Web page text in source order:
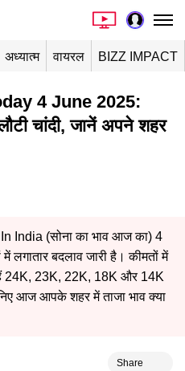
अध्यात्म वायरल BIZZ IMPACT
4 June 2025:
चांदी, जानें अपने शहर
India (सोना का भाव आज का) 4
लगातार बदलाव जारी है। कीमतों में
24K, 23K, 22K, 18K और 14K
आज आपके शहर में ताजा भाव क्या
Share